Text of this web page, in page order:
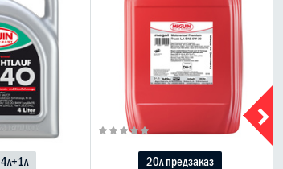
4л+1л
20л предзаказ